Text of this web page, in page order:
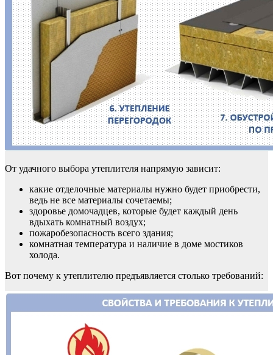
От удачного выбора утеплителя напрямую зависит:
какие отделочные материалы нужно будет приобрести,
ведь не все материалы сочетаемы;
здоровье домочадцев, которые будет каждый день
вдыхать комнатный воздух;
пожаробезопасность всего здания;
комнатная температура и наличие в доме мостиков
холода.
Вот почему к утеплителю предъявляется столько требований: